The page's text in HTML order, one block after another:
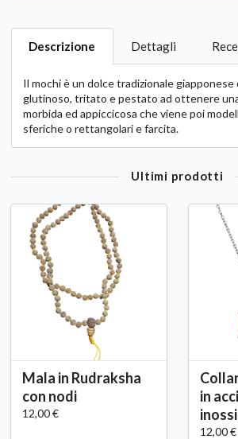
Descrizione Dettagli
Il mochi è un dolce tradizionale
glutinoso, tritato e pestato ad ottenere
morbida ed appiccicosa che viene poi
sferiche o rettangolari e farcita.
Ultimi prodotti
Mala in Rudraksha
con nodi
12,00 €
in
12,00 €